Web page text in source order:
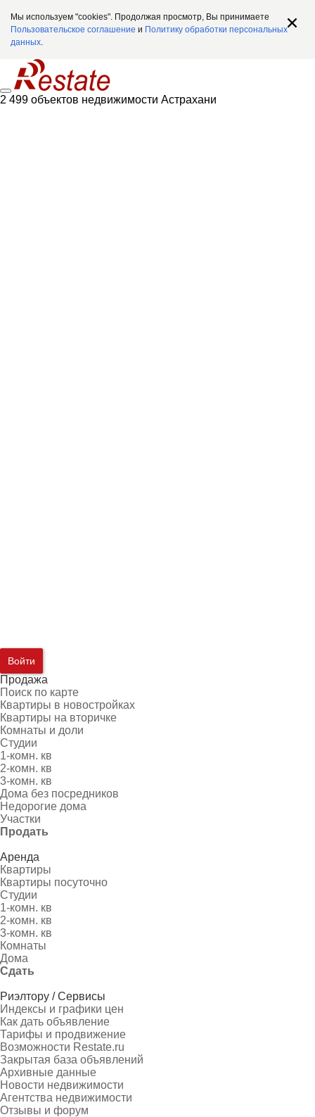
Мы используем "cookies". Продолжая просмотр, Вы принимаете
Пользовательское соглашение и Политику обработки персональных
данных.
2 499 объектов недвижимости Астрахани
Войти
Продажа
Поиск по карте
Квартиры в новостройках
Квартиры на вторичке
Комнаты и доли
Студии
1-комн. кв
2-комн. кв
3-комн. кв
Дома без посредников
Недорогие дома
Участки
Продать
Аренда
Квартиры
Квартиры посуточно
Студии
1-комн. кв
2-комн. кв
3-комн. кв
Комнаты
Дома
Сдать
Риэлтору / Сервисы
Индексы и графики цен
Как дать объявление
Тарифы и продвижение
Возможности Restate.ru
Закрытая база объявлений
Архивные данные
Новости недвижимости
Агентства недвижимости
Отзывы и форум